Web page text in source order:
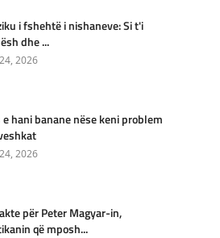
i fshehtë i nishaneve: Si t'i
dhe ...
2026
e hani banane nëse keni problem
2026
për Peter Magyar-in,
që mposh...